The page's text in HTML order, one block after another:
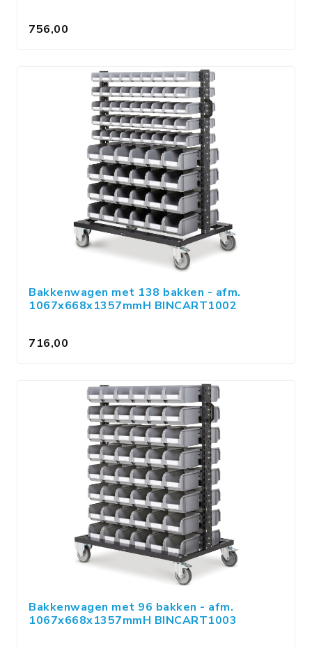
756,00
Bakkenwagen met 138 bakken - afm.
1067x668x1357mmH BINCART1002
716,00
Bakkenwagen met 96 bakken - afm.
1067x668x1357mmH BINCART1003